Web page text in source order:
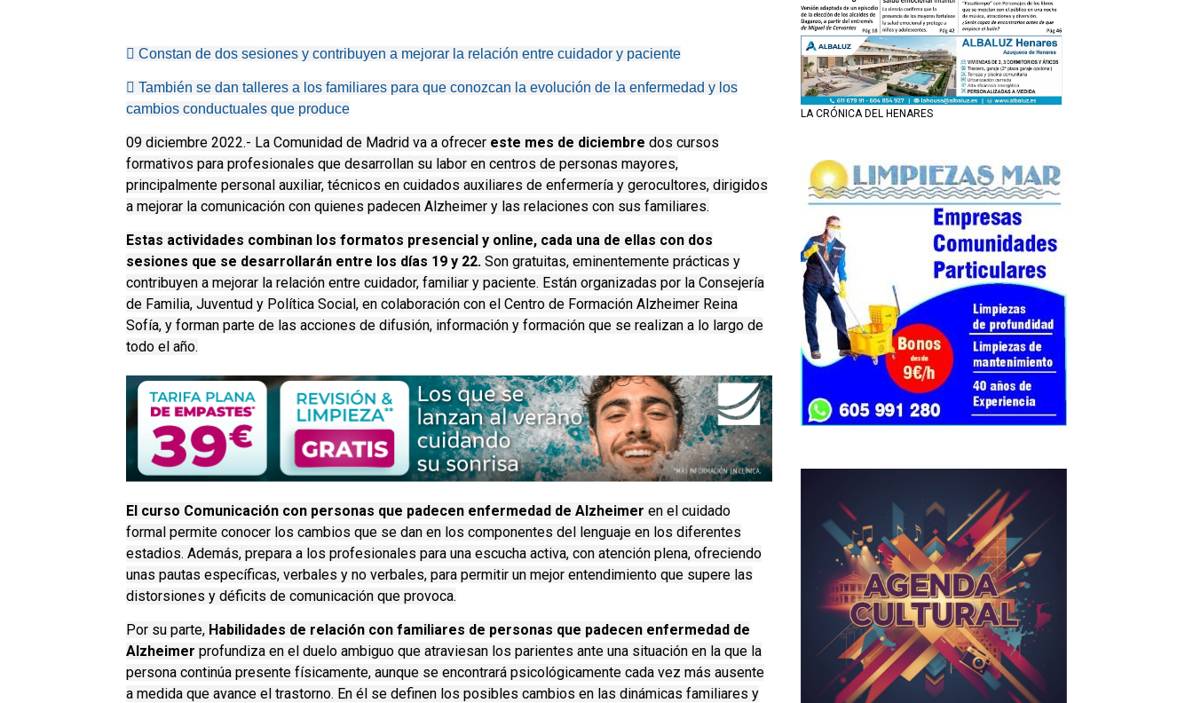
 Constan de dos sesiones y contribuyen a mejorar la relación entre cuidador y paciente
 También se dan talleres a los familiares para que conozcan la evolución de la enfermedad y los
cambios conductuales que produce
09 diciembre 2022.- La Comunidad de Madrid va a ofrecer este mes de diciembre dos cursos
formativos para profesionales que desarrollan su labor en centros de personas mayores,
principalmente personal auxiliar, técnicos en cuidados auxiliares de enfermería y gerocultores, dirigidos
a mejorar la comunicación con quienes padecen Alzheimer y las relaciones con sus familiares.
Estas actividades combinan los formatos presencial y online, cada una de ellas con dos
sesiones que se desarrollarán entre los días 19 y 22. Son gratuitas, eminentemente prácticas y
contribuyen a mejorar la relación entre cuidador, familiar y paciente. Están organizadas por la Consejería
de Familia, Juventud y Política Social, en colaboración con el Centro de Formación Alzheimer Reina
Sofía, y forman parte de las acciones de difusión, información y formación que se realizan a lo largo de
todo el año.
El curso Comunicación con personas que padecen enfermedad de Alzheimer en el cuidado
formal permite conocer los cambios que se dan en los componentes del lenguaje en los diferentes
estadios. Además, prepara a los profesionales para una escucha activa, con atención plena, ofreciendo
unas pautas específicas, verbales y no verbales, para permitir un mejor entendimiento que supere las
distorsiones y déficits de comunicación que provoca.
Por su parte, Habilidades de relación con familiares de personas que padecen enfermedad de
Alzheimer profundiza en el duelo ambiguo que atraviesan los parientes ante una situación en la que la
persona continúa presente físicamente, aunque se encontrará psicológicamente cada vez más ausente
a medida que avance el trastorno. En él se definen los posibles cambios en las dinámicas familiares y
LA CRÓNICA DEL HENARES